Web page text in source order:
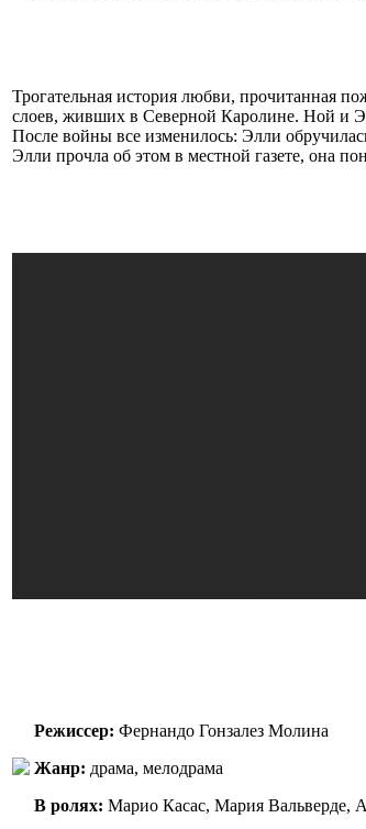
Трогательная история любви, прочитанная
слоев, живших в Северной Каролине. Ной и
После войны все изменилось: Элли
Элли прочла об этом в местной газете, она
Режиссер: Фернандо Гонзалез Молина
Жанр: драма, мелодрама
В ролях: Марио Касас, Мария Вальверде,